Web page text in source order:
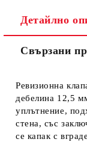
Детайлно
Свързани
Ревизионна
дебелина 12,5
уплътнение,
стена, със
се капак с